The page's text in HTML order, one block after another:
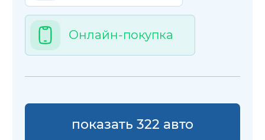
Онлайн-покупка
показать 322 авто